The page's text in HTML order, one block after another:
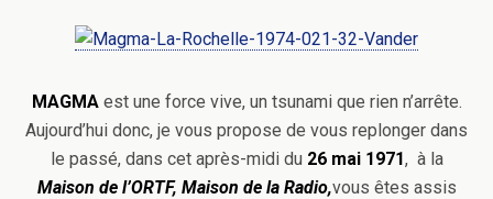
MAGMAest une force vive, un tsunami que rien n’arrête.
Aujourd’hui donc, je vous propose de vous replonger dans
le passé, dans cet après-midi du 26 mai 1971, à la
Maison de l’ORTF, Maison de la Radio,vous êtes assis